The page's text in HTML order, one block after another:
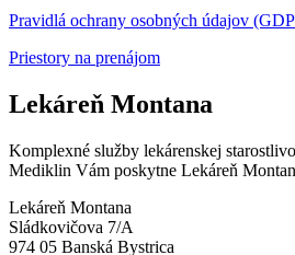
Pravidlá ochrany osobných údajov
Priestory na prenájom
Lekáreň Montana
Komplexné služby lekárenskej
Mediklin Vám poskytne Lekáreň
Lekáreň Montana
Sládkovičova 7/A
974 05 Banská Bystrica